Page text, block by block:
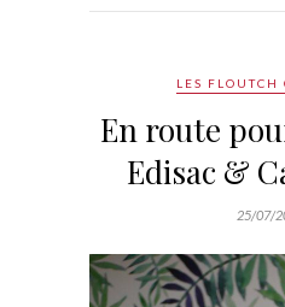
LES FLOUTCH
En route
Edisac &
25/07/